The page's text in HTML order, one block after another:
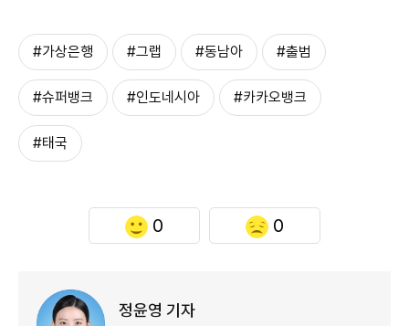
#가상은행 #그랩 #동남아 #출범
#슈퍼뱅크 #인도네시아 #카카오뱅크
#태국
0 0
정윤영 기자